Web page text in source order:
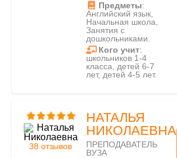
Предметы:
Английский язык,
Начальная школа,
Занятия с
дошкольниками.
Кого учит:
школьников 1-4
класса, детей 6-7
лет, детей 4-5 лет.
38 отзывов
НАТАЛЬЯ
НИКОЛАЕВНА
ПРЕПОДАВАТЕЛЬ
ВУЗА